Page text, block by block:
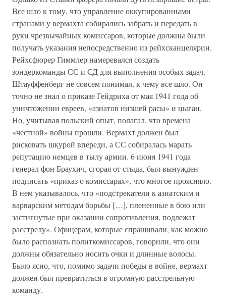
Все шло к тому, что управление оккупированными
странами у вермахта собирались забрать и передать в
руки чрезвычайных комиссаров, которые должны были
получать указания непосредственно из рейхсканцелярии.
Рейхсфюрер Гиммлер намеревался создать
зондеркоманды СС и СД для выполнения особых задач.
Штауффенберг не совсем понимал, к чему все шло. Он
точно не знал о приказе Гейдриха от мая 1941 года об
уничтожении евреев, «азиатов низшей расы» и цыган.
Но, учитывая польский опыт, полагал, что времена
«честной» войны прошли. Вермахт должен был
рисковать шкурой впереди, а СС собиралась марать
репутацию немцев в тылу армии. 6 июня 1941 года
генерал фон Браухич, сгорая от стыда, был вынужден
подписать «приказ о комиссарах», что многое проясняло.
В нем указывалось, что «подстрекатели к азиатским и
варварским методам борьбы […], плененные в бою или
застигнутые при оказании сопротивления, подлежат
расстрелу». Офицерам, которые спрашивали, как можно
было распознать политкомиссаров, говорили, что они
должны обязательно носить очки и длинные волосы.
Было ясно, что, помимо задачи победы в войне, вермахт
должен был превратиться в огромную расстрельную
команду.